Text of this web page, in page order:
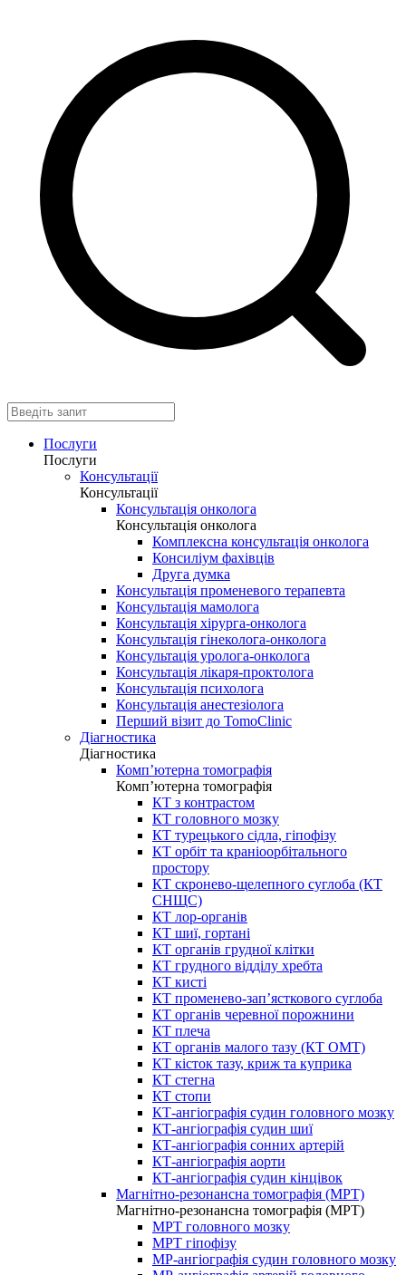
Послуги
Послуги
Консультації
Консультації
Консультація онколога
Консультація онколога
Комплексна консультація онколога
Консиліум фахівців
Друга думка
Консультація променевого терапевта
Консультація мамолога
Консультація хірурга-онколога
Консультація гінеколога-онколога
Консультація уролога-онколога
Консультація лікаря-проктолога
Консультація психолога
Консультація анестезіолога
Перший візит до TomoClinic
Діагностика
Діагностика
Комп’ютерна томографія
Комп’ютерна томографія
КТ з контрастом
КТ головного мозку
КТ турецького сідла, гіпофізу
КТ орбіт та краніоорбітального
простору
КТ скронево-щелепного суглоба (КТ
СНЩС)
КТ лор-органів
КТ шиї, гортані
КТ органів грудної клітки
КТ грудного відділу хребта
КТ кисті
КТ променево-зап’ясткового суглоба
КТ органів черевної порожнини
КТ плеча
КТ органів малого тазу (КТ ОМТ)
КТ кісток тазу, криж та куприка
КТ стегна
КТ стопи
КТ-ангіографія судин головного мозку
КТ-ангіографія судин шиї
КТ-ангіографія сонних артерій
КТ-ангіографія аорти
КТ-ангіографія судин кінцівок
Магнітно-резонансна томографія (МРТ)
Магнітно-резонансна томографія (МРТ)
МРТ головного мозку
МРТ гіпофізу
МР-ангіографія судин головного мозку